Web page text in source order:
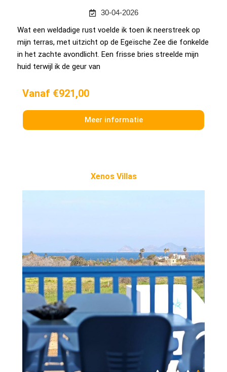
30-04-2026
Wat een weldadige rust voelde ik toen ik neerstreek op
mijn terras, met uitzicht op de Egeïsche Zee die fonkelde
in het zachte avondlicht. Een frisse bries streelde mijn
huid terwijl ik de geur van
Vanaf €921,00
Meer informatie
Xenos Villas